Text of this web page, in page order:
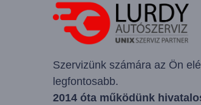
Szervizünk számára az Ön
legfontosabb.
2014 óta működünk